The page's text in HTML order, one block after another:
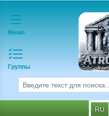
Меню
Группы
RU